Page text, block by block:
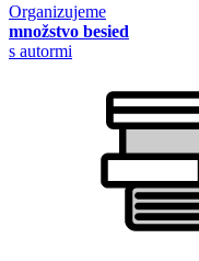
Organizujeme
množstvo besied
s autormi